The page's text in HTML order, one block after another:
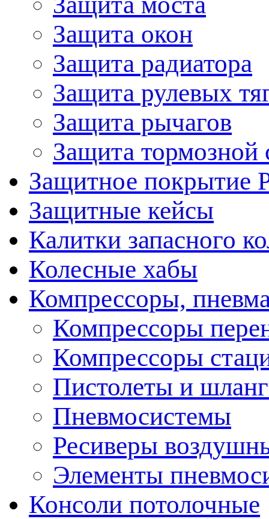
Защита окон
Защита радиатора
Защита рулевых
Защита рычагов
Защита тормозной
Защитное покрытие
Защитные кейсы
Калитки запасного
Колесные хабы
Компрессоры,
Компрессоры
Компрессоры
Пистолеты и
Пневмосистемы
Ресиверы
Элементы
Консоли потолочные